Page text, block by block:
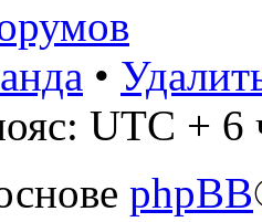
•
UTC + 6
phpBB